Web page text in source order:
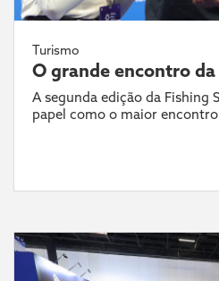
Turismo
O grande encontro
A segunda edição da Fishing
papel como o maior